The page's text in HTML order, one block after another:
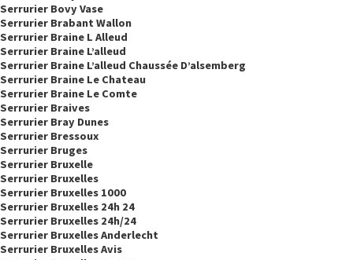
Serrurier Bovy Vase
Serrurier Brabant Wallon
Serrurier Braine L Alleud
Serrurier Braine L’alleud
Serrurier Braine L’alleud Chaussée D’alsemberg
Serrurier Braine Le Chateau
Serrurier Braine Le Comte
Serrurier Braives
Serrurier Bray Dunes
Serrurier Bressoux
Serrurier Bruges
Serrurier Bruxelle
Serrurier Bruxelles
Serrurier Bruxelles 1000
Serrurier Bruxelles 24h 24
Serrurier Bruxelles 24h/24
Serrurier Bruxelles Anderlecht
Serrurier Bruxelles Avis